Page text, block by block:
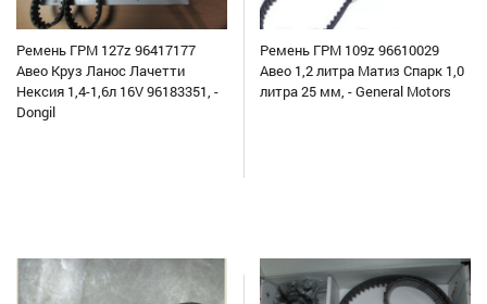
Ремень ГРМ 127z 96417177
Авео Круз Ланос Лачетти
Нексия 1,4-1,6л 16V 96183351, -
Dongil
Ремень ГРМ 109z 96610029
Авео 1,2 литра Матиз Спарк 1,0
литра 25 мм, - General Motors